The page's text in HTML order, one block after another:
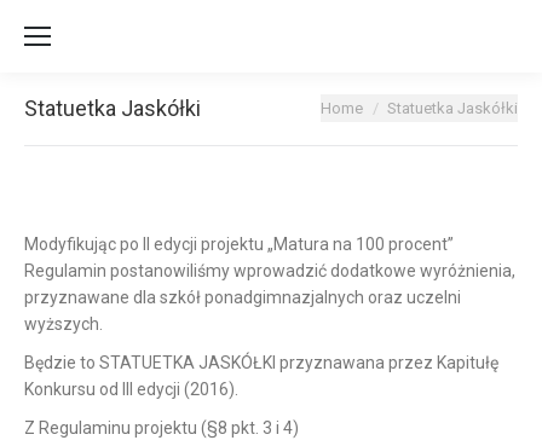
Statuetka Jaskółki You are here:
Home Statuetka Jaskółki
Modyfikując po II edycji projektu „Matura na 100 procent”
Regulamin postanowiliśmy wprowadzić dodatkowe wyróżnienia,
przyznawane dla szkół ponadgimnazjalnych oraz uczelni
wyższych.
Będzie to STATUETKA JASKÓŁKI przyznawana przez Kapitułę
Konkursu od III edycji (2016).
Z Regulaminu projektu (§8 pkt. 3 i 4)